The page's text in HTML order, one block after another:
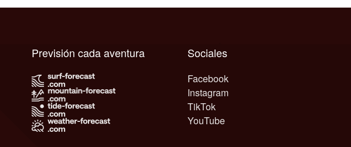
Sociales
Facebook
Instagram
TikTok
YouTube
Previsión cada aventura